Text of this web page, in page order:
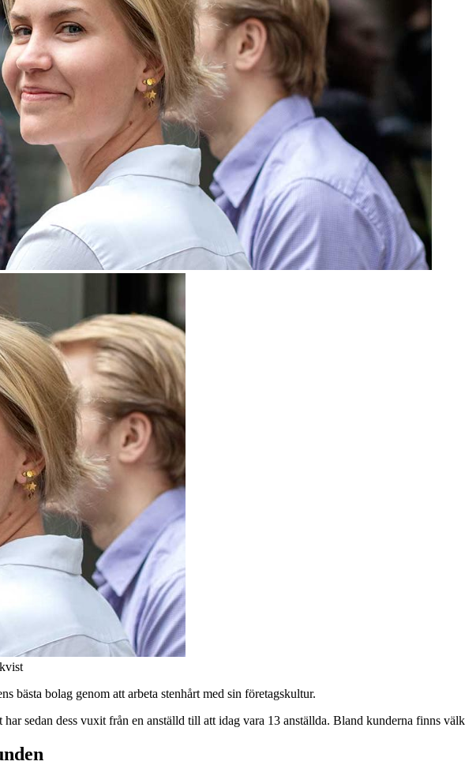
bästa bolag genom att arbeta stenhårt med sin företagskultur.
sedan dess vuxit från en anställd till att idag vara 13 anställda. Bland kunderna finns